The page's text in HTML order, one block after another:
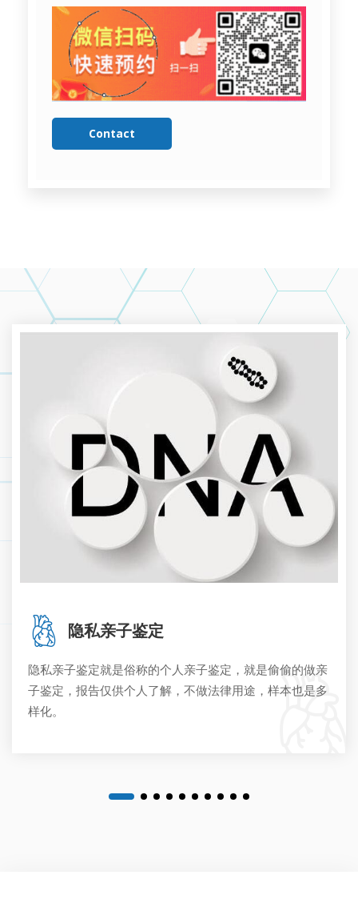
Contact
隐私亲子鉴定
隐私亲子鉴定就是俗称的个人亲子鉴定，就是偷偷的做亲
子鉴定，报告仅供个人了解，不做法律用途，样本也是多
样化。